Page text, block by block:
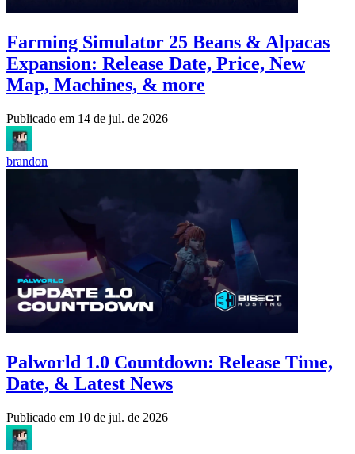
Farming Simulator 25 Beans & Alpacas
Expansion: Release Date, Price, New
Map, Machines, & more
Publicado em 14 de jul. de 2026
brandon
Palworld 1.0 Countdown: Release Time,
Date, & Latest News
Publicado em 10 de jul. de 2026